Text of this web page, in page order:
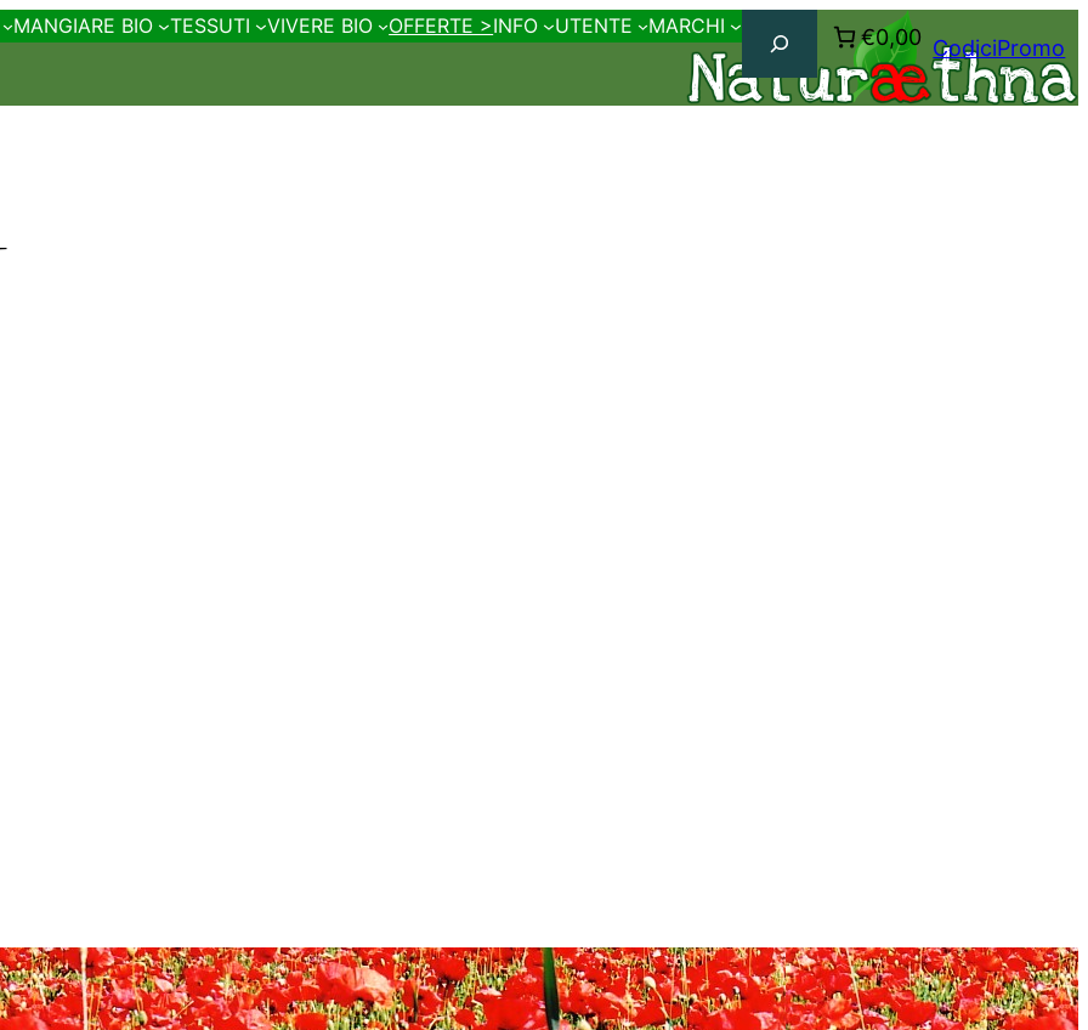
MANGIARE BIO TESSUTI VIVERE BIO OFFERTE >INFO UTENTE MARCHI Cerca €0,00 CodiciPromo